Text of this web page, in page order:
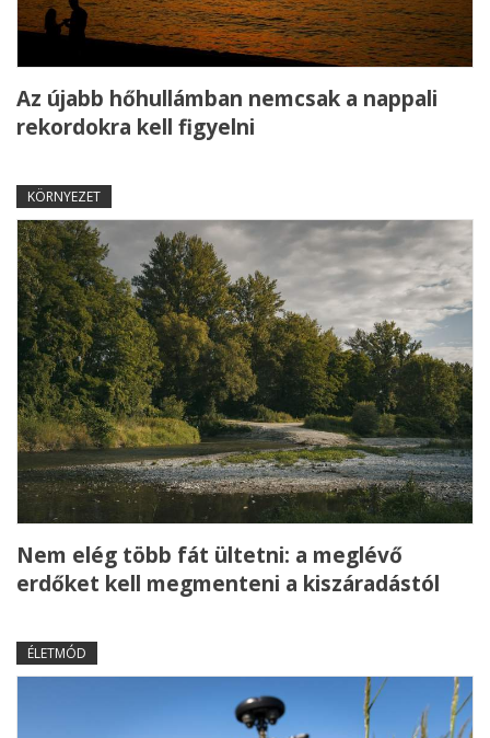
Az újabb hőhullámban nemcsak a nappali
rekordokra kell figyelni
KÖRNYEZET
Nem elég több fát ültetni: a meglévő
erdőket kell megmenteni a kiszáradástól
ÉLETMÓD